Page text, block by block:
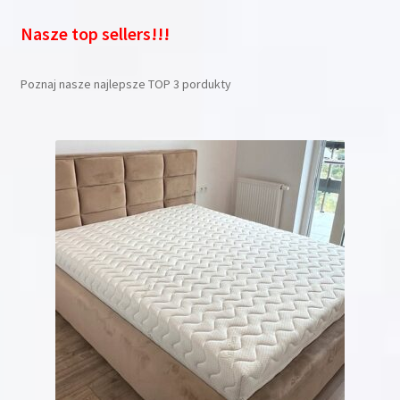
Nasze top sellers!!!
Poznaj nasze najlepsze TOP 3 pordukty